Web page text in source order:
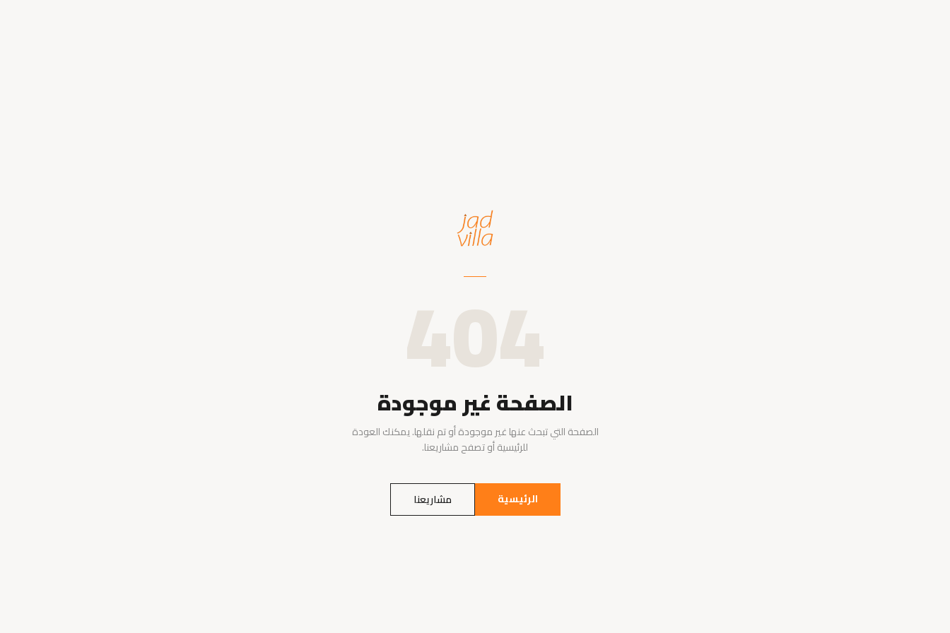
404
الصفحة غير موجودة
الصفحة التي تبحث عنها غير موجودة أو تم نقلها. يمكنك العودة
للرئيسية أو تصفح مشاريعنا.
الرئيسية مشاريعنا